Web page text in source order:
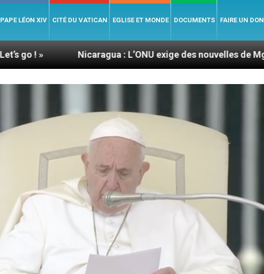
PAPE LÉON XIV CITÉ DU VATICAN EGLISE ET MONDE DOCUMENTS FAIRE UN DON
Nicaragua : L’ONU exige des nouvelles de Mgr Mata